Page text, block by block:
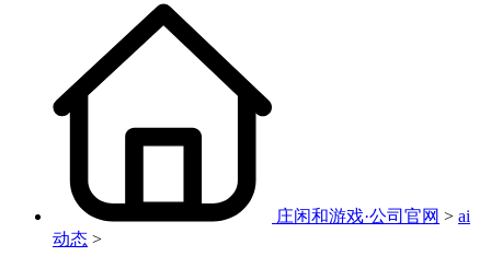
庄闲和游戏·公司官网 > ai
动态 >